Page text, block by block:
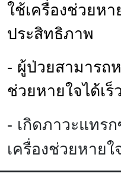
ใช้เครื่องช่วยหา
ประสิทธิภาพ
- ผู้ป่วยสามารถ
ช่วยหายใจได้เร็
- เกิดภาวะแทร
เครื่องช่วยหายใ